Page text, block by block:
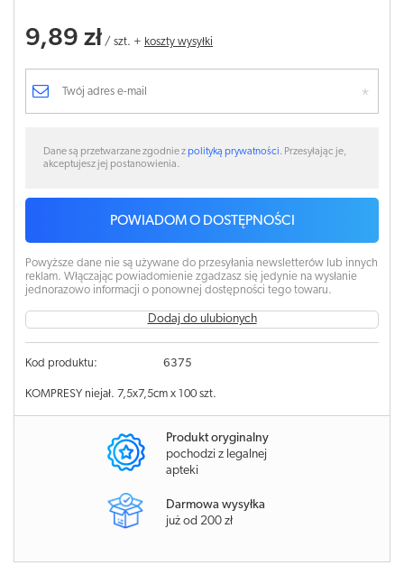
9,89 zł / szt. + koszty wysyłki
Dane są przetwarzane zgodnie zpolityką prywatności. Przesyłając je,
akceptujesz jej postanowienia.
POWIADOM O DOSTĘPNOŚCI
Powyższe dane nie są używane do przesyłania newsletterów lub innych
reklam. Włączając powiadomienie zgadzasz się jedynie na wysłanie
jednorazowo informacji o ponownej dostępności tego towaru.
Dodaj do ulubionych
Kod produktu: 6375
KOMPRESY niejał. 7,5x7,5cm x 100 szt.
Produkt oryginalny
pochodzi z legalnej
apteki
Darmowa wysyłka
już od 200 zł